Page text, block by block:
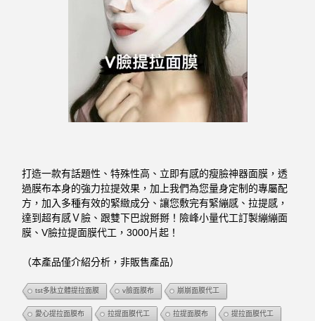
打造一款有話題性、特殊性高、立即有感的瘦臉神器面膜，透
過膜布本身的強力拉提效果，加上我們為您量身定制的專屬配
方，加入多種有效的緊緻成分、讓您敷完有緊繃感、拉提感，
達到超有感Ｖ臉、跟雙下巴說掰掰！險峰小量代工訂製繃繃面
膜、V臉拉提面膜代工，3000片起！
（本產品僅介紹分析，非販售產品）
tst多肽立體提拉面膜 v臉面膜布 崩崩面膜代工
愛心提拉面膜布 拉提面膜代工 拉提面膜布 提拉面膜代工